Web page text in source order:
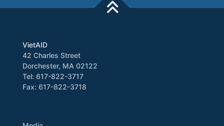
VietAID
42 Charles Street
Dorchester, MA 02122
Tel: 617-822-3717
Fax: 617-822-3718